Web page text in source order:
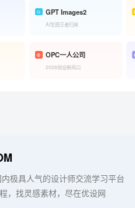
GPT Images2
AI生图王者归来
OPC一人公司
2026创业新风口
极具人气的设计师交流学习平台
，找灵感素材，尽在优设网